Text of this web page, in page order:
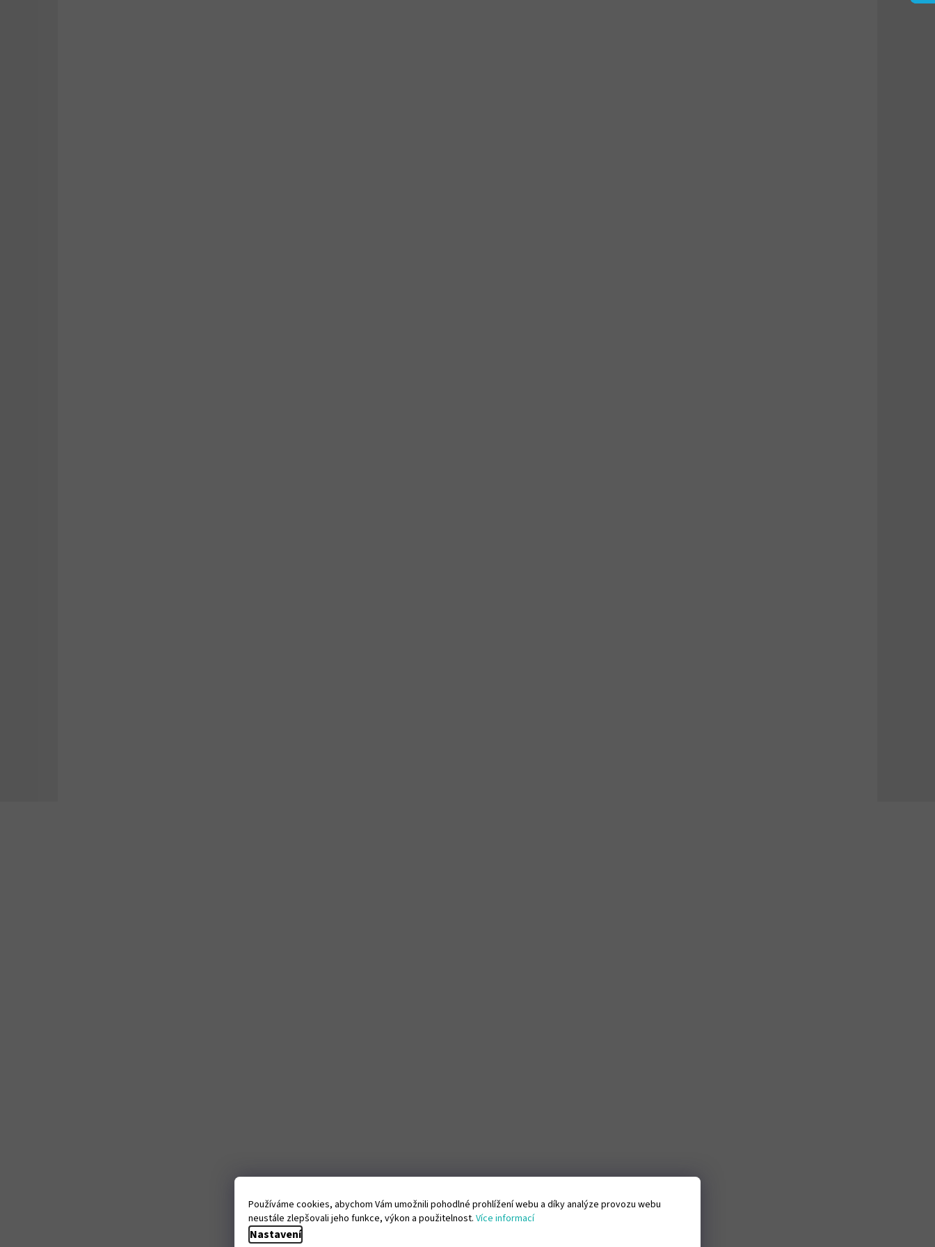
Používáme cookies, abychom Vám umožnili pohodlné prohlížení webu a díky analýze provozu webu
neustále zlepšovali jeho funkce, výkon a použitelnost. Více informací
Nastavení